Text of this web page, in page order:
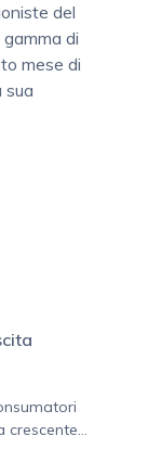
del
di
mese di
sua